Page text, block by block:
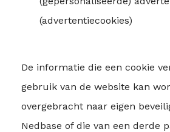
(advertentiecookies)
De informatie die een cookie
gebruik van de website kan
overgebracht naar eigen
Nedbase of die van een derde